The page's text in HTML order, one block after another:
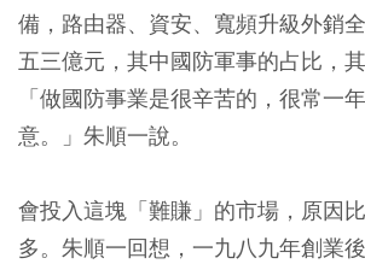
備，路由器、資安、寬頻升級外銷
五三億元，其中國防軍事的占比，
「做國防事業是很辛苦的，很常一
意。」朱順一說。
會投入這塊「難賺」的市場，原因
多。朱順一回想，一九八九年創業